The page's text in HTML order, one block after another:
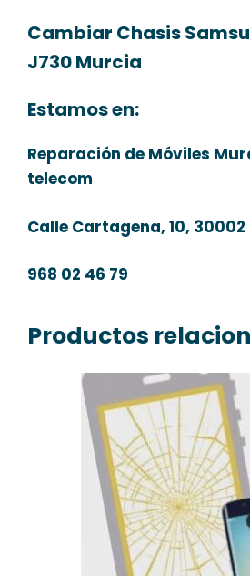
Cambiar Chasis
J730 Murcia
Estamos en:
Reparación de Móviles
telecom
Calle Cartagena, 10,
968 02 46 79
Productos